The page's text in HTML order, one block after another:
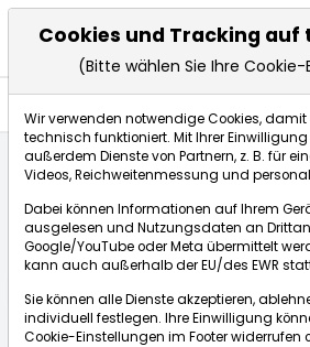
Fundamentaldaten
Börse:
Cookies und Tracking
(Bitte wählen Sie Ihre
Wir verwenden notwendige Cookies, damit
technisch funktioniert. Mit Ihrer
außerdem Dienste von Partnern, z. B. für
Videos, Reichweitenmessung und
Dabei können Informationen auf Ihrem
ausgelesen und Nutzungsdaten an
Google/YouTube oder Meta übermittelt
kann auch außerhalb der EU/des EWR
Sie können alle Dienste akzeptieren,
individuell festlegen. Ihre Einwilligung
Cookie-Einstellungen im Footer widerrufen